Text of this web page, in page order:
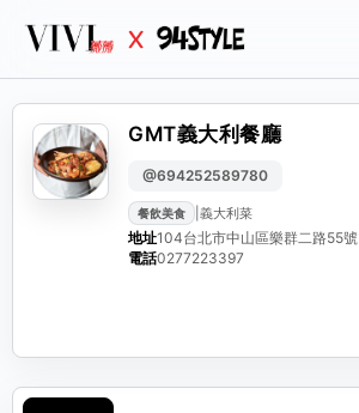
GMT義大利餐廳
@694252589780
餐飲美食 義大利菜
地址104台北市中山區樂群二路55號
電話0277223397